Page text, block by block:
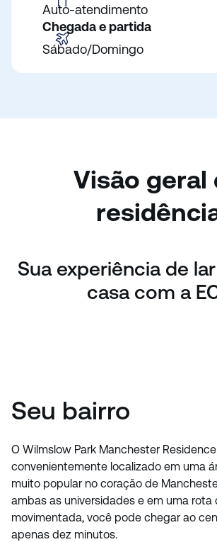
Auto-atendimento
Chegada e partida
Sábado/Domingo
Visão geral
Sua experiência de
casa com a
Seu bairro
O Wilmslow Park Manchester
convenientemente localizado em uma
muito popular no coração de
ambas as universidades e em uma rota
movimentada, você pode chegar ao
apenas dez minutos.